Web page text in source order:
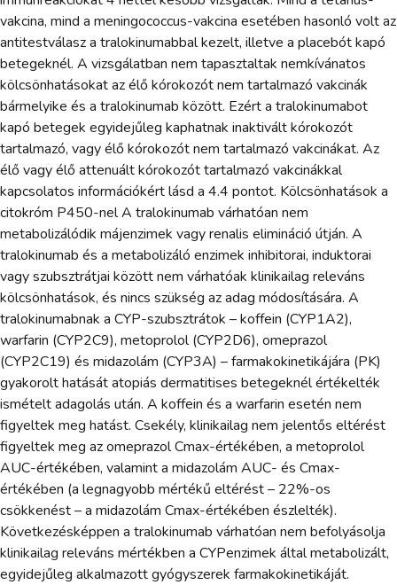
vakcina, mind a meningococcus-vakcina esetében hasonló volt az
antitestválasz a tralokinumabbal kezelt, illetve a placebót kapó
betegeknél. A vizsgálatban nem tapasztaltak nemkívánatos
kölcsönhatásokat az élő kórokozót nem tartalmazó vakcinák
bármelyike és a tralokinumab között. Ezért a tralokinumabot
kapó betegek egyidejűleg kaphatnak inaktivált kórokozót
tartalmazó, vagy élő kórokozót nem tartalmazó vakcinákat. Az
élő vagy élő attenuált kórokozót tartalmazó vakcinákkal
kapcsolatos információkért lásd a 4.4 pontot. Kölcsönhatások a
citokróm P450-nel A tralokinumab várhatóan nem
metabolizálódik májenzimek vagy renalis elimináció útján. A
tralokinumab és a metabolizáló enzimek inhibitorai, induktorai
vagy szubsztrátjai között nem várhatóak klinikailag releváns
kölcsönhatások, és nincs szükség az adag módosítására. A
tralokinumabnak a CYP-szubsztrátok – koffein (CYP1A2),
warfarin (CYP2C9), metoprolol (CYP2D6), omeprazol
(CYP2C19) és midazolám (CYP3A) – farmakokinetikájára (PK)
gyakorolt hatását atopiás dermatitises betegeknél értékelték
ismételt adagolás után. A koffein és a warfarin esetén nem
figyeltek meg hatást. Csekély, klinikailag nem jelentős eltérést
figyeltek meg az omeprazol Cmax-értékében, a metoprolol
AUC-értékében, valamint a midazolám AUC- és Cmax-
értékében (a legnagyobb mértékű eltérést – 22%-os
csökkenést – a midazolám Cmax-értékében észlelték).
Következésképpen a tralokinumab várhatóan nem befolyásolja
klinikailag releváns mértékben a CYPenzimek által metabolizált,
egyidejűleg alkalmazott gyógyszerek farmakokinetikáját.